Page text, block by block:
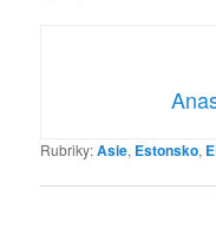
Rubriky:Asie, Estonsko,